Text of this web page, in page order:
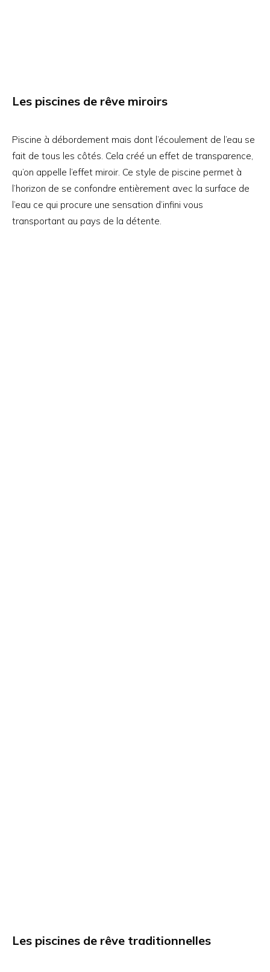
Les piscines de rêve miroirs
Piscine à débordement mais dont l’écoulement de l’eau se
fait de tous les côtés. Cela créé un effet de transparence,
qu’on appelle l’effet miroir. Ce style de piscine permet à
l’horizon de se confondre entièrement avec la surface de
l’eau ce qui procure une sensation d’infini vous
transportant au pays de la détente.
Les piscines de rêve traditionnelles